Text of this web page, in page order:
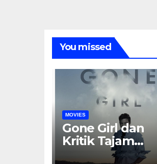
You missed
MOVIES
Gone Girl dan
Kritik Tajam
terhadap